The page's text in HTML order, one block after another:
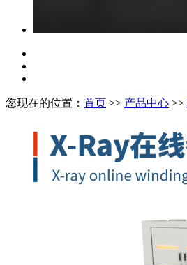
您现在的位置： 首页 >> 产品中心 >>